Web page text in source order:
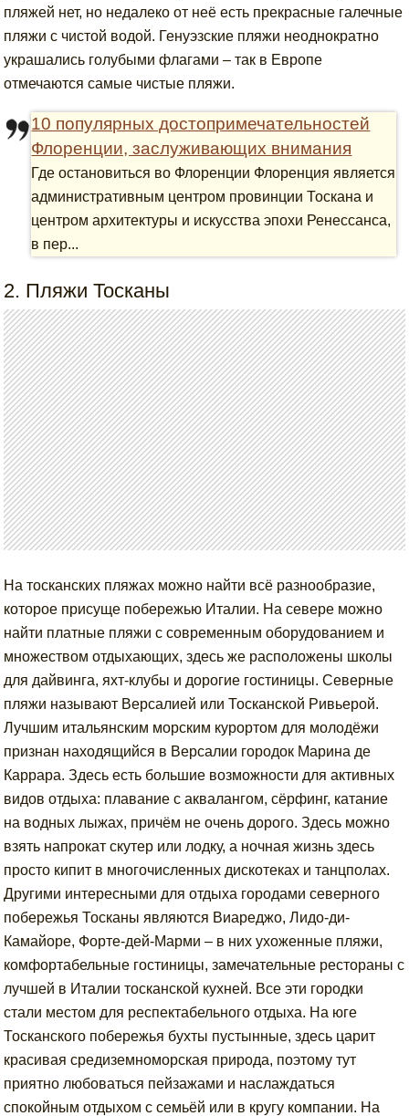
пляжей нет, но недалеко от неё есть прекрасные галечные
пляжи с чистой водой. Генуэзские пляжи неоднократно
украшались голубыми флагами – так в Европе
отмечаются самые чистые пляжи.
10 популярных достопримечательностей
Флоренции, заслуживающих внимания
Где остановиться во Флоренции Флоренция является
административным центром провинции Тоскана и
центром архитектуры и искусства эпохи Ренессанса,
в пер...
2. Пляжи Тосканы
На тосканских пляжах можно найти всё разнообразие,
которое присуще побережью Италии. На севере можно
найти платные пляжи с современным оборудованием и
множеством отдыхающих, здесь же расположены школы
для дайвинга, яхт-клубы и дорогие гостиницы. Северные
пляжи называют Версалией или Тосканской Ривьерой.
Лучшим итальянским морским курортом для молодёжи
признан находящийся в Версалии городок Марина де
Каррара. Здесь есть большие возможности для активных
видов отдыха: плавание с аквалангом, сёрфинг, катание
на водных лыжах, причём не очень дорого. Здесь можно
взять напрокат скутер или лодку, а ночная жизнь здесь
просто кипит в многочисленных дискотеках и танцполах.
Другими интересными для отдыха городами северного
побережья Тосканы являются Виареджо, Лидо-ди-
Камайоре, Форте-дей-Марми – в них ухоженные пляжи,
комфортабельные гостиницы, замечательные рестораны с
лучшей в Италии тосканской кухней. Все эти городки
стали местом для респектабельного отдыха. На юге
Тосканского побережья бухты пустынные, здесь царит
красивая средиземноморская природа, поэтому тут
приятно любоваться пейзажами и наслаждаться
спокойным отдыхом с семьёй или в кругу компании. На